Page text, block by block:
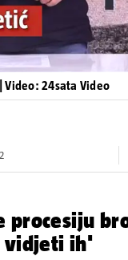
| Video: 24sata Video
2
procesiju
vidjeti ih'